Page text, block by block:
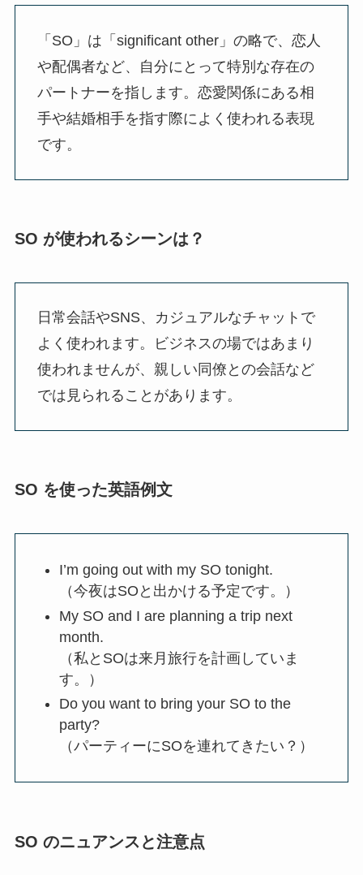
「SO」は「significant other」の略で、恋人
や配偶者など、自分にとって特別な存在の
パートナーを指します。恋愛関係にある相
手や結婚相手を指す際によく使われる表現
です。
SO が使われるシーンは？
日常会話やSNS、カジュアルなチャットで
よく使われます。ビジネスの場ではあまり
使われませんが、親しい同僚との会話など
では見られることがあります。
SO を使った英語例文
I’m going out with my SO tonight.
（今夜はSOと出かける予定です。）
My SO and I are planning a trip next
month.
（私とSOは来月旅行を計画していま
す。）
Do you want to bring your SO to the
party?
（パーティーにSOを連れてきたい？）
SO のニュアンスと注意点